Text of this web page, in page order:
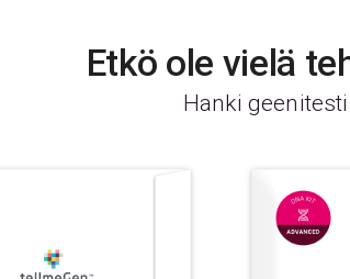
Etkö ole vielä
Hanki